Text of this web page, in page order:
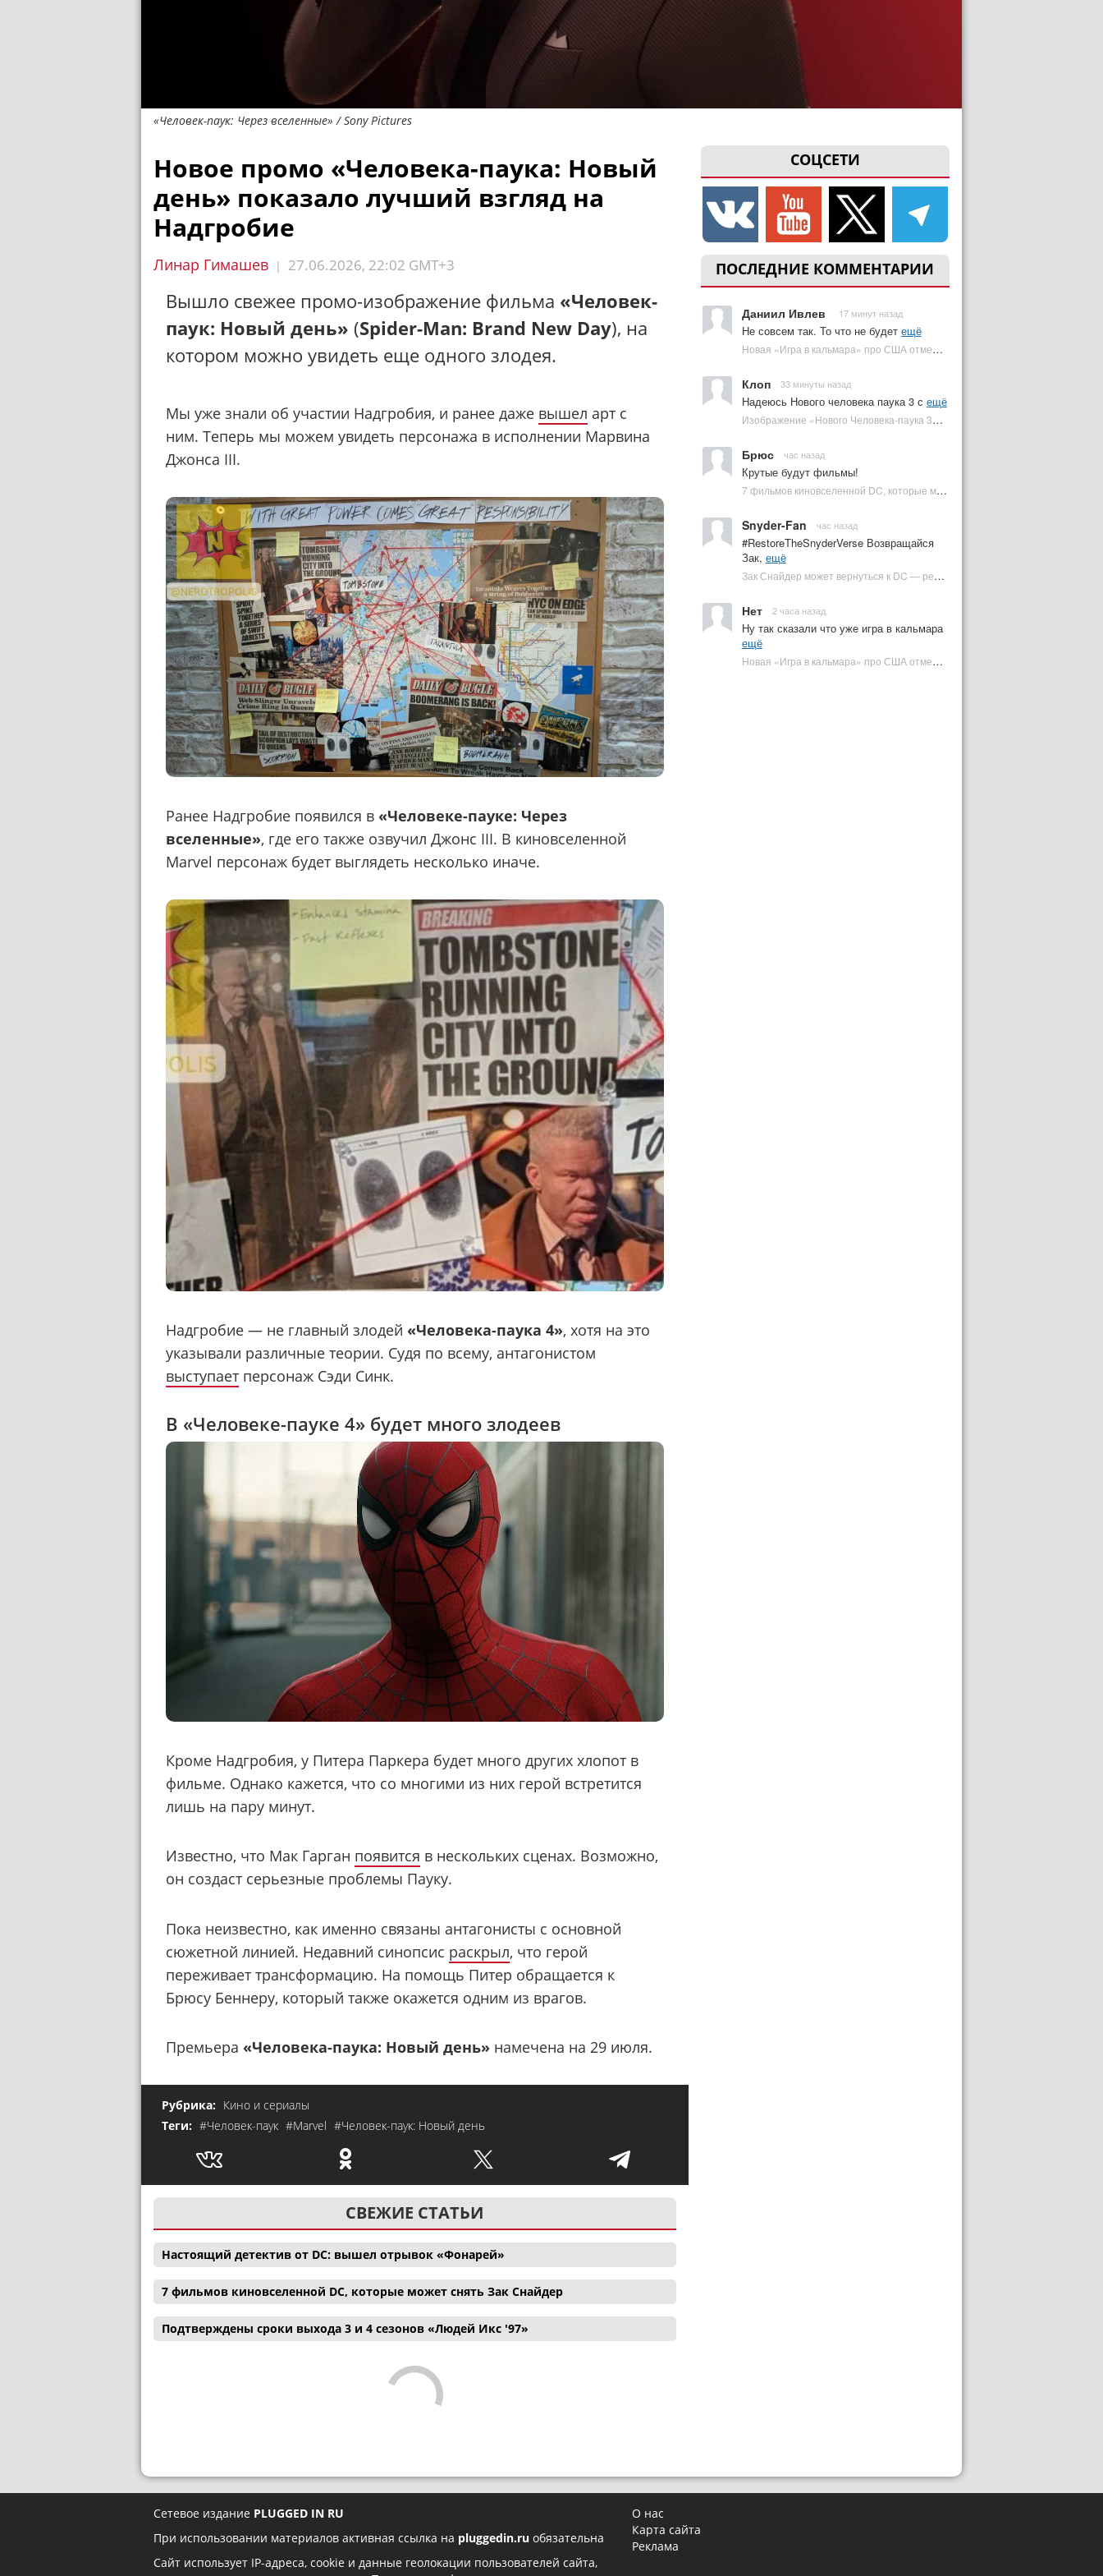
«Человек-паук: Через вселенные» / Sony Pictures
СОЦСЕТИ
ПОСЛЕДНИЕ КОММЕНТАРИИ
Даниил Ивлев 17 минут назад
Не совсем так. То что не будет ещё
Новая «Игра в кальмара» про США отменена | Plugged In Ru
Клоп 33 минуты назад
Надеюсь Нового человека паука 3 с ещё
Изображение «Нового Человека-паука 3» подтвердило Зловещую шестерку | Plugged In Ru
Брюс час назад
Крутые будут фильмы!
7 фильмов киновселенной DC, которые может снять Зак Снайдер | Plugged In Ru
Snyder-Fan час назад
#RestoreTheSnyderVerse Возвращайся
Зак, ещё
Зак Снайдер может вернуться к DC — режиссер общался с Warner Bros. (фото) | Plugged In Ru
Нет 2 часа назад
Ну так сказали что уже игра в кальмара
ещё
Новая «Игра в кальмара» про США отменена | Plugged In Ru
Новое промо «Человека-паука: Новый
день» показало лучший взгляд на
Надгробие
Линар Гимашев | 27.06.2026, 22:02 GMT+3
Вышло свежее промо-изображение фильма «Человек-
паук: Новый день» (Spider-Man: Brand New Day), на
котором можно увидеть еще одного злодея.
Мы уже знали об участии Надгробия, и ранее даже вышел арт с
ним. Теперь мы можем увидеть персонажа в исполнении Марвина
Джонса III.
Ранее Надгробие появился в «Человеке-пауке: Через
вселенные», где его также озвучил Джонс III. В киновселенной
Marvel персонаж будет выглядеть несколько иначе.
Надгробие — не главный злодей «Человека-паука 4», хотя на это
указывали различные теории. Судя по всему, антагонистом
выступает персонаж Сэди Синк.
В «Человеке-пауке 4» будет много злодеев
Кроме Надгробия, у Питера Паркера будет много других хлопот в
фильме. Однако кажется, что со многими из них герой встретится
лишь на пару минут.
Известно, что Мак Гарган появится в нескольких сценах. Возможно,
он создаст серьезные проблемы Пауку.
Пока неизвестно, как именно связаны антагонисты с основной
сюжетной линией. Недавний синопсис раскрыл, что герой
переживает трансформацию. На помощь Питер обращается к
Брюсу Беннеру, который также окажется одним из врагов.
Премьера «Человека-паука: Новый день» намечена на 29 июля.
Рубрика: Кино и сериалы
Теги: #Человек-паук #Marvel #Человек-паук: Новый день
СВЕЖИЕ СТАТЬИ
Настоящий детектив от DC: вышел отрывок «Фонарей»
7 фильмов киновселенной DC, которые может снять Зак Снайдер
Подтверждены сроки выхода 3 и 4 сезонов «Людей Икс '97»
Сетевое издание PLUGGED IN RU
При использовании материалов активная ссылка на pluggedin.ru обязательна
Сайт использует IP-адреса, cookie и данные геолокации пользователей сайта,
О нас
Карта сайта
Реклама